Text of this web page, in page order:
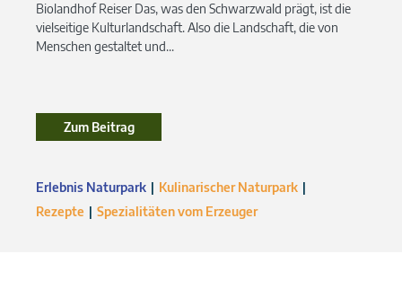
Biolandhof Reiser Das, was den Schwarzwald prägt, ist die
vielseitige Kulturlandschaft. Also die Landschaft, die von
Menschen gestaltet und...
Zum BeitragZum Beitrag
Erlebnis Naturpark
Kulinarischer Naturpark
Rezepte
Spezialitäten vom Erzeuger